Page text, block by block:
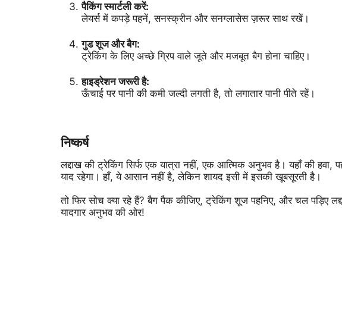
पैकिंग स्मार्टली करें:
लेयर्स में कपड़े पहनें, सनस्क्रीन और सनग्लासेस ज़रूर साथ रखें।
गुड शूज और बैग:
ट्रेकिंग के लिए अच्छे ग्रिप वाले जूते और मजबूत बैग होना चाहिए।
हाइड्रेशन जरूरी है:
ऊँचाई पर पानी की कमी जल्दी लगती है, तो लगातार पानी पीते रहें।
निष्कर्ष
लद्दाख की ट्रेकिंग सिर्फ एक यात्रा नहीं, एक आत्मिक अनुभव है। यहाँ की
याद रहेगा। हाँ, ये आसान नहीं है, लेकिन शायद इसी में इसकी खूबसूरती है।
तो फिर सोच क्या रहे हैं? बैग पैक कीजिए, ट्रेकिंग शूज पहनिए, और चल पड़िए
यादगार अनुभव की ओर!